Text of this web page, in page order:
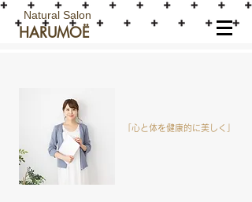
HARUMOË
Natural Salon
「心と体を健康的に美しく」